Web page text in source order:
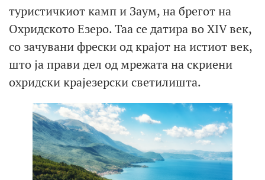
туристичкиот камп и Заум, на брегот на
Охридското Езеро. Таа се датира во XIV век,
со зачувани фрески од крајот на истиот век,
што ја прави дел од мрежата на скриени
охридски крајезерски светилишта.